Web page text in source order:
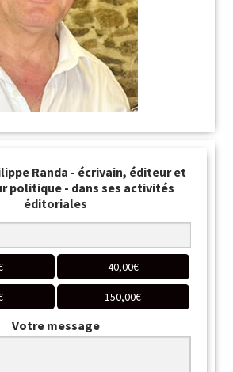
Randa - écrivain, éditeur et
politique - dans ses activités
éditoriales
40,00€
150,00€
Votre message